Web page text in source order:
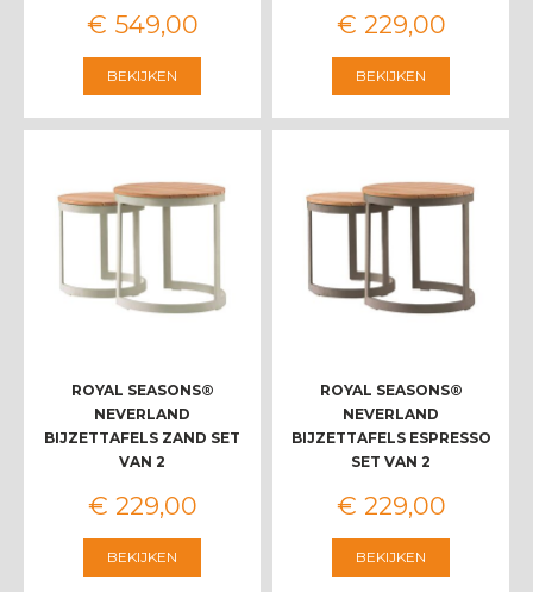
€ 549,00
BEKIJKEN
€ 229,00
BEKIJKEN
ROYAL SEASONS®
NEVERLAND
BIJZETTAFELS ZAND SET
VAN 2
€ 229,00
BEKIJKEN
ROYAL SEASONS®
NEVERLAND
BIJZETTAFELS ESPRESSO
SET VAN 2
€ 229,00
BEKIJKEN